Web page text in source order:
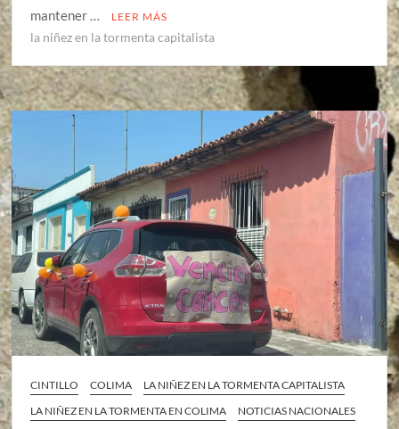
mantener …
LEER MÁS
la niñez en la tormenta capitalista
CINTILLO COLIMA
LA NIÑEZ EN LA TORMENTA CAPITALISTA
LA NIÑEZ EN LA TORMENTA EN COLIMA
NOTICIAS NACIONALES